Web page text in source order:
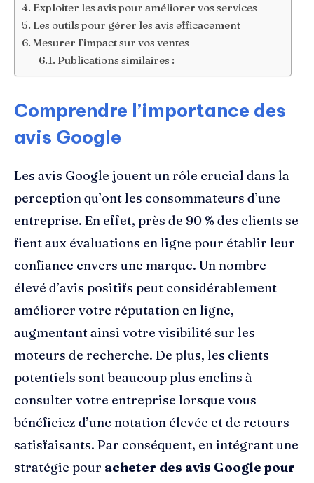
Exploiter les avis pour améliorer vos services
Les outils pour gérer les avis efficacement
Mesurer l’impact sur vos ventes
Publications similaires :
Comprendre l’importance des
avis Google
Les avis Google jouent un rôle crucial dans la
perception qu’ont les consommateurs d’une
entreprise. En effet, près de 90 % des clients se
fient aux évaluations en ligne pour établir leur
confiance envers une marque. Un nombre
élevé d’avis positifs peut considérablement
améliorer votre réputation en ligne,
augmentant ainsi votre visibilité sur les
moteurs de recherche. De plus, les clients
potentiels sont beaucoup plus enclins à
consulter votre entreprise lorsque vous
bénéficiez d’une notation élevée et de retours
satisfaisants. Par conséquent, en intégrant une
stratégie pour acheter des avis Google pour